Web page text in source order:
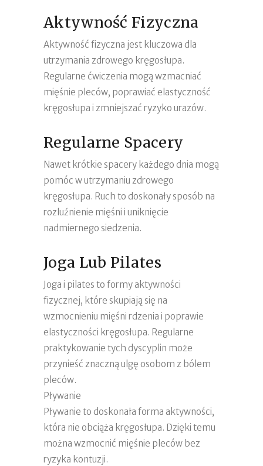
Aktywność Fizyczna
Aktywność fizyczna jest kluczowa dla
utrzymania zdrowego kręgosłupa.
Regularne ćwiczenia mogą wzmacniać
mięśnie pleców, poprawiać elastyczność
kręgosłupa i zmniejszać ryzyko urazów.
Regularne Spacery
Nawet krótkie spacery każdego dnia mogą
pomóc w utrzymaniu zdrowego
kręgosłupa. Ruch to doskonały sposób na
rozluźnienie mięśni i uniknięcie
nadmiernego siedzenia.
Joga Lub Pilates
Joga i pilates to formy aktywności
fizycznej, które skupiają się na
wzmocnieniu mięśni rdzenia i poprawie
elastyczności kręgosłupa. Regularne
praktykowanie tych dyscyplin może
przynieść znaczną ulgę osobom z bólem
pleców.
Pływanie
Pływanie to doskonała forma aktywności,
która nie obciąża kręgosłupa. Dzięki temu
można wzmocnić mięśnie pleców bez
ryzyka kontuzji.